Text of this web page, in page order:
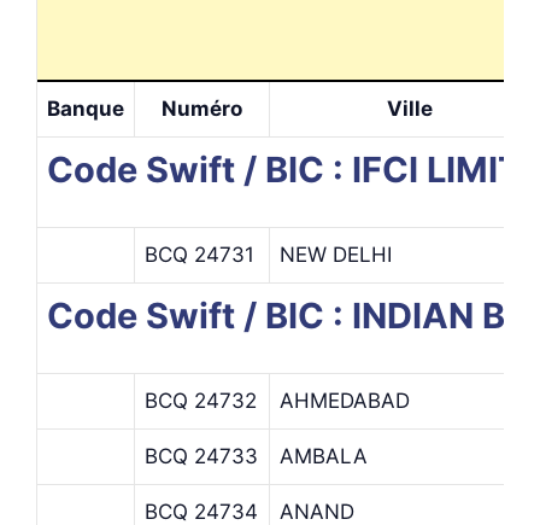
Banque Numéro Ville
Code Swift / BIC : IFCI
BCQ 24731 NEW DELHI
Code Swift / BIC : INDIAN
BCQ 24732 AHMEDABAD
BCQ 24733 AMBALA
BCQ 24734 ANAND